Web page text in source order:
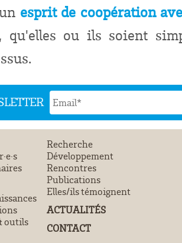
esprit de coopération
, qu'elles ou ils soient
outils
Recherche
Développement
Rencontres
Publications
Elles/ils témoignent
ACTUALITÉS
CONTACT